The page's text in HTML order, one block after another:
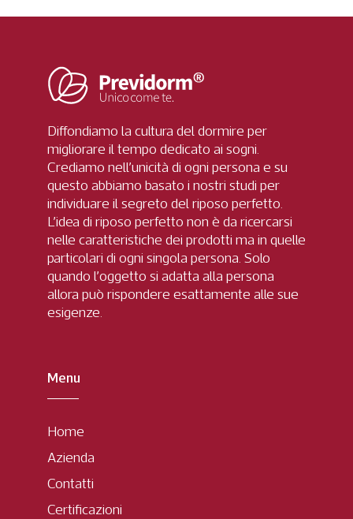
Diffondiamo la cultura del dormire per
migliorare il tempo dedicato ai sogni.
Crediamo nell’unicità di ogni persona e su
questo abbiamo basato i nostri studi per
individuare il segreto del riposo perfetto.
L’idea di riposo perfetto non è da ricercarsi
nelle caratteristiche dei prodotti ma in quelle
particolari di ogni singola persona. Solo
quando l’oggetto si adatta alla persona
allora può rispondere esattamente alle sue
esigenze.
Menu
Home
Azienda
Contatti
Certificazioni